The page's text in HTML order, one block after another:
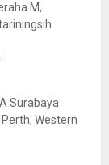
M,
Surabaya
Western